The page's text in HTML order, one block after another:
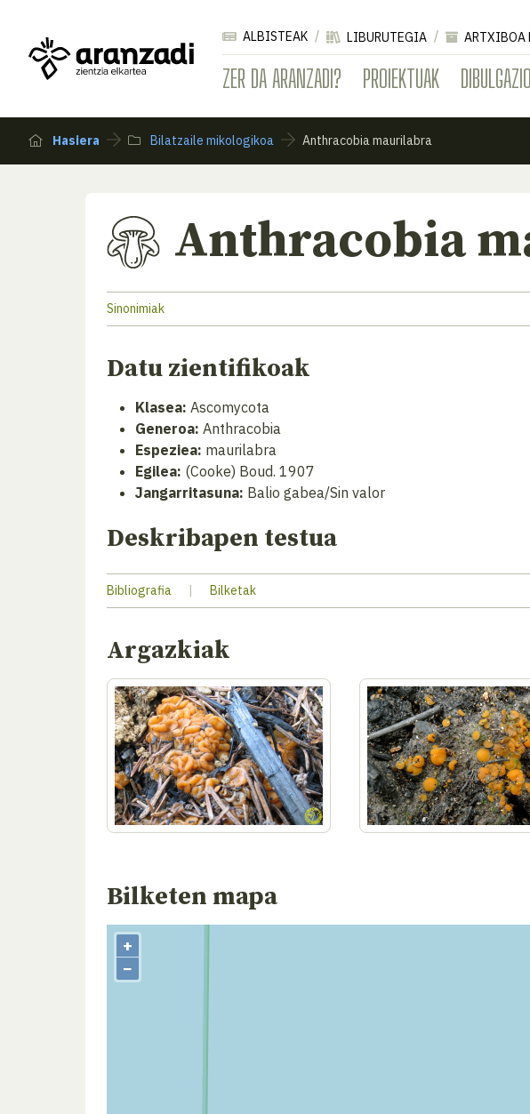
ZER DA ARANZADI? PROIEKTUAK
ALBISTEAK LIBURUTEGIA ARTXIBOA
Hasiera Bilatzaile mikologikoa Anthracobia maurilabra
Anthracobia
Sinonimiak
Datu zientifikoak
Klasea: Ascomycota
Generoa: Anthracobia
Espeziea: maurilabra
Egilea: (Cooke) Boud. 1907
Jangarritasuna: Balio gabea/Sin valor
Deskribapen testua
Bibliografia | Bilketak
Argazkiak
Bilketen mapa
+
−